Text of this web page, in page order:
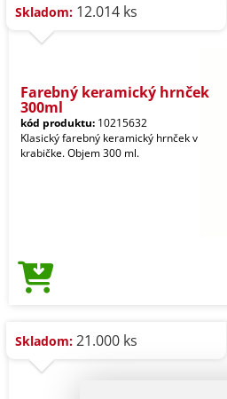
Skladom: 12.014 ks
Farebný keramický hrnček
300ml
kód produktu: 10215632
Klasický farebný keramický hrnček v
krabičke. Objem 300 ml.
Skladom: 21.000 ks